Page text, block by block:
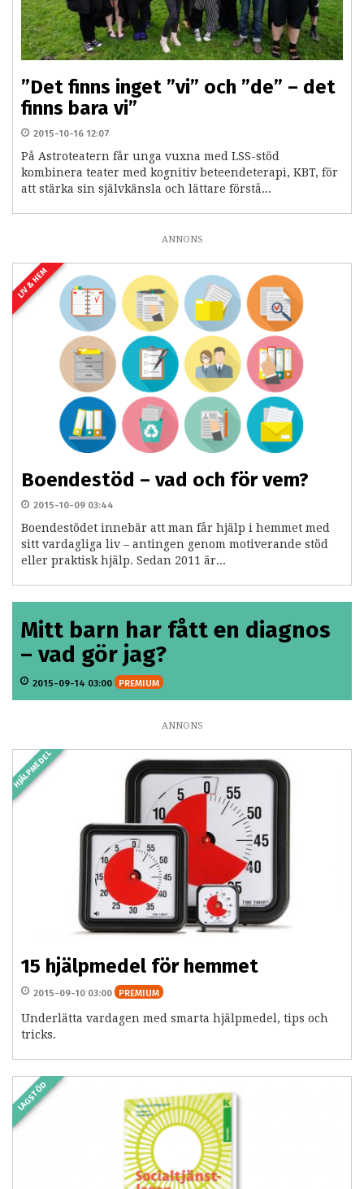
”Det finns inget ”vi” och ”de” – det
finns bara vi”
2015-10-16 12:07
På Astroteatern får unga vuxna med LSS-stöd
kombinera teater med kognitiv beteendeterapi, KBT, för
att stärka sin självkänsla och lättare förstå...
ANNONS
LIV & HEM
Boendestöd – vad och för vem?
2015-10-09 03:44
Boendestödet innebär att man får hjälp i hemmet med
sitt vardagliga liv – antingen genom motiverande stöd
eller praktisk hjälp. Sedan 2011 är...
Mitt barn har fått en diagnos
– vad gör jag?
2015-09-14 03:00 PREMIUM
ANNONS
HJÄLPMEDEL
15 hjälpmedel för hemmet
2015-09-10 03:00 PREMIUM
Underlätta vardagen med smarta hjälpmedel, tips och
tricks.
LAGSTÖD